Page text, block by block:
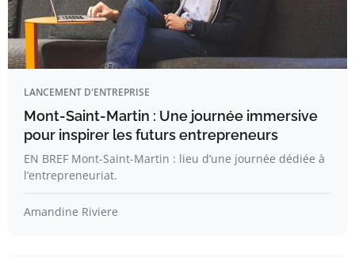
LANCEMENT D'ENTREPRISE
Mont-Saint-Martin : Une journée immersive
pour inspirer les futurs entrepreneurs
EN BREF Mont-Saint-Martin : lieu d’une journée dédiée à
l’entrepreneuriat.
Amandine Riviere